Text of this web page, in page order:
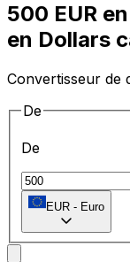
500 EUR
en Dollars
Convertisseur de
De
De
EUR - Euro